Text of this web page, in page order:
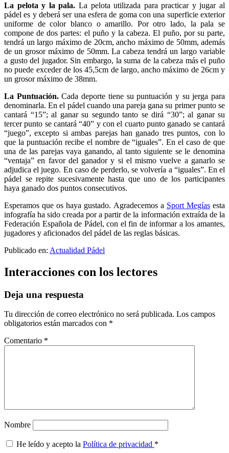
La pelota y la pala. La pelota utilizada para practicar y jugar al
pádel es y deberá ser una esfera de goma con una superficie exterior
uniforme de color blanco o amarillo. Por otro lado, la pala se
compone de dos partes: el puño y la cabeza. El puño, por su parte,
tendrá un largo máximo de 20cm, ancho máximo de 50mm, además
de un grosor máximo de 50mm. La cabeza tendrá un largo variable
a gusto del jugador. Sin embargo, la suma de la cabeza más el puño
no puede exceder de los 45,5cm de largo, ancho máximo de 26cm y
un grosor máximo de 38mm.
La Puntuación.Cada deporte tiene su puntuación y su jerga para
denominarla. En el pádel cuando una pareja gana su primer punto se
cantará “15”; al ganar su segundo tanto se dirá “30”; al ganar su
tercer punto se cantará “40” y con el cuarto punto ganado se cantará
“juego”, excepto si ambas parejas han ganado tres puntos, con lo
que la puntuación recibe el nombre de “iguales”. En el caso de que
una de las parejas vaya ganando, al tanto siguiente se le denomina
“ventaja” en favor del ganador y si el mismo vuelve a ganarlo se
adjudica el juego. En caso de perderlo, se volvería a “iguales”. En el
pádel se repite sucesivamente hasta que uno de los participantes
haya ganado dos puntos consecutivos.
Esperamos que os haya gustado. Agradecemos a Sport Megíasesta
infografía ha sido creada por a partir de la información extraída de la
Federación Española de Pádel, con el fin de informar a los amantes,
jugadores y aficionados del pádel de las reglas básicas.
Publicado en: Actualidad Pádel
Interacciones con los lectores
Deja una respuesta
Tu dirección de correo electrónico no será publicada. Los campos
obligatorios están marcados con *
Comentario *
Nombre
He leído y acepto la Política de privacidad *